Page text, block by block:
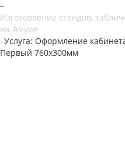
–
Изготовление стендов,
на-Амуре
–Услуга: Оформление
Первый 760х300мм